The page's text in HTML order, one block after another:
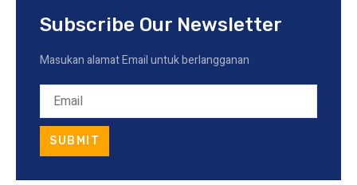
Subscribe Our Newsletter
Masukan alamat Email untuk berlangganan
SUBMIT